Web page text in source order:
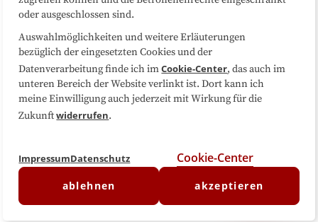
oder ausgeschlossen sind.
Auswahlmöglichkeiten und weitere Erläuterungen
bezüglich der eingesetzten Cookies und der
Datenverarbeitung finde ich imCookie-Center, das auch im
unteren Bereich der Website verlinkt ist. Dort kann ich
meine Einwilligung auch jederzeit mit Wirkung für die
Zukunftwiderrufen.
ImpressumDatenschutz Cookie-Center
ablehnen akzeptieren